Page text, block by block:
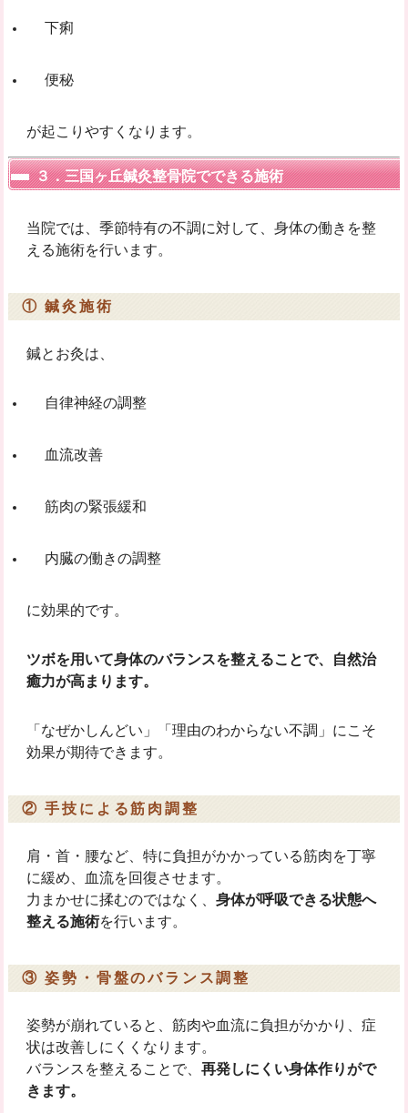
下痢
便秘
が起こりやすくなります。
３．三国ヶ丘鍼灸整骨院でできる施術
当院では、季節特有の不調に対して、身体の働きを整
える施術を行います。
① 鍼灸施術
鍼とお灸は、
自律神経の調整
血流改善
筋肉の緊張緩和
内臓の働きの調整
に効果的です。
ツボを用いて身体のバランスを整えることで、自然治
癒力が高まります。
「なぜかしんどい」「理由のわからない不調」にこそ
効果が期待できます。
② 手技による筋肉調整
肩・首・腰など、特に負担がかかっている筋肉を丁寧
に緩め、血流を回復させます。
力まかせに揉むのではなく、 身体が呼吸できる状態へ
整える施術を行います。
③ 姿勢・骨盤のバランス調整
姿勢が崩れていると、筋肉や血流に負担がかかり、症
状は改善しにくくなります。
バランスを整えることで、 再発しにくい身体作りがで
きます。